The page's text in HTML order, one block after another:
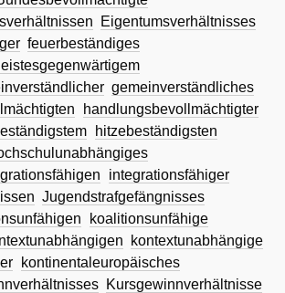
Eigentumsverhältnisses
feuerbeständiges
gemeinverständliches
handlungsbevollmächtigter
hitzebeständigsten
integrationsfähiger
Jugendstrafgefängnisses
koalitionsunfähige
kontextunabhängige
kontinentaleuropäisches
Kursgewinnverhältnisse